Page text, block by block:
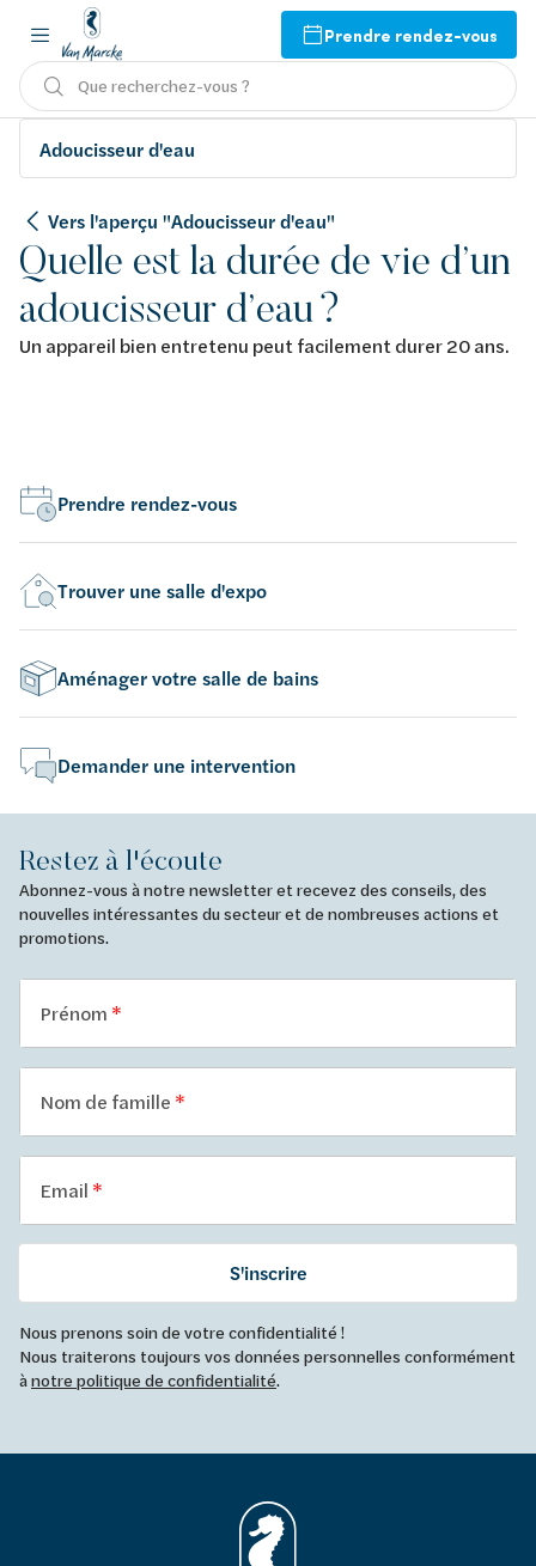
Prendre rendez-vous
Que recherchez-vous ?
Adoucisseur d'eau
Vers l'aperçu "Adoucisseur d'eau"
Quelle est la durée de vie d’un
adoucisseur d’eau ?
Un appareil bien entretenu peut facilement durer 20 ans.
Prendre rendez-vous
Trouver une salle d'expo
Aménager votre salle de bains
Demander une intervention
Restez à l'écoute
Abonnez-vous à notre newsletter et recevez des conseils, des
nouvelles intéressantes du secteur et de nombreuses actions et
promotions.
Prénom
Nom de famille
Email
S'inscrire
Nous prenons soin de votre confidentialité !
Nous traiterons toujours vos données personnelles conformément
ànotre politique de confidentialité.